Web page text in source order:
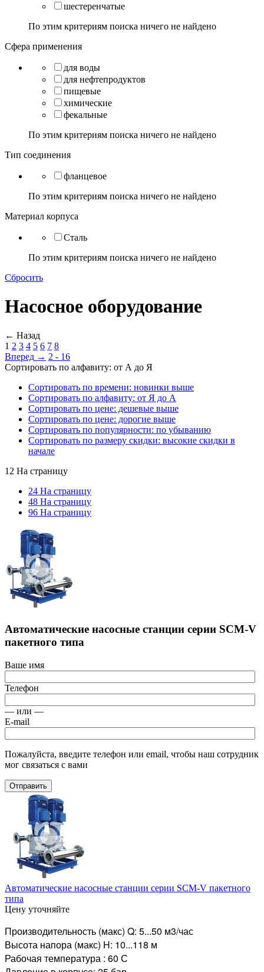
шестеренчатые
По этим критериям поиска ничего не найдено
Сфера применения
для воды
для нефтепродуктов
пищевые
химические
фекальные
По этим критериям поиска ничего не найдено
Тип соединения
фланцевое
По этим критериям поиска ничего не найдено
Материал корпуса
Сталь
По этим критериям поиска ничего не найдено
Сбросить
Насосное оборудование
← Назад
1 2 3 4 5 6 7 8
Вперед → 2 - 16
Сортировать по алфавиту: от А до Я
Сортировать по времени: новинки выше
Сортировать по алфавиту: от Я до А
Сортировать по цене: дешевые выше
Сортировать по цене: дорогие выше
Сортировать по популярности: по убыванию
Сортировать по размеру скидки: высокие скидки в
начале
12 На страницу
24 На страницу
48 На страницу
96 На страницу
Автоматические насосные станции серии SCM-V
пакетного типа
Ваше имя
Телефон
— или —
E-mail
Пожалуйста, введите телефон или email, чтобы наш сотрудник
мог связаться с вами
Отправить
Автоматические насосные станции серии SCM-V пакетного
типа
Цену уточняйте
Производительность (макс) Q: 5...50 м3/час
Высота напора (макс) H: 10...118 м
Рабочая температура : 60 С